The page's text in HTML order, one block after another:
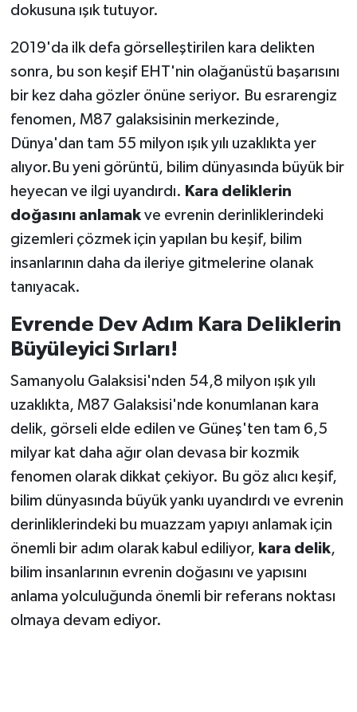
dokusuna ışık tutuyor.
2019'da ilk defa görselleştirilen kara delikten
sonra, bu son keşif EHT'nin olağanüstü başarısını
bir kez daha gözler önüne seriyor. Bu esrarengiz
fenomen, M87 galaksisinin merkezinde,
Dünya'dan tam 55 milyon ışık yılı uzaklıkta yer
alıyor.Bu yeni görüntü, bilim dünyasında büyük bir
heyecan ve ilgi uyandırdı. Kara deliklerin
doğasını anlamakve evrenin derinliklerindeki
gizemleri çözmek için yapılan bu keşif, bilim
insanlarının daha da ileriye gitmelerine olanak
tanıyacak.
Evrende Dev Adım Kara Deliklerin
Büyüleyici Sırları!
Samanyolu Galaksisi'nden 54,8 milyon ışık yılı
uzaklıkta, M87 Galaksisi'nde konumlanan kara
delik, görseli elde edilen ve Güneş'ten tam 6,5
milyar kat daha ağır olan devasa bir kozmik
fenomen olarak dikkat çekiyor. Bu göz alıcı keşif,
bilim dünyasında büyük yankı uyandırdı ve evrenin
derinliklerindeki bu muazzam yapıyı anlamak için
önemli bir adım olarak kabul ediliyor, kara delik,
bilim insanlarının evrenin doğasını ve yapısını
anlama yolculuğunda önemli bir referans noktası
olmaya devam ediyor.